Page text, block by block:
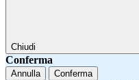
Chiudi
Conferma
Annulla Conferma